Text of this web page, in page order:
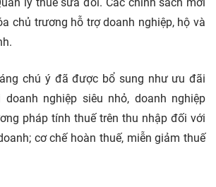
chủ trương hỗ trợ doanh nghiệp, hộ và
chú ý đã được bổ sung như ưu đãi
nghiệp siêu nhỏ, doanh nghiệp
pháp tính thuế trên thu nhập đối với
cơ chế hoàn thuế, miễn giảm thuế